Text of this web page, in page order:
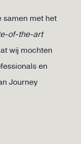
samen met het
of-the-art
wij mochten
en
Journey